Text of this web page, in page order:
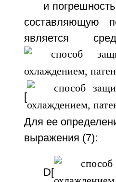
и
составляющую
является
[
Для ее
выражения (7):
D[